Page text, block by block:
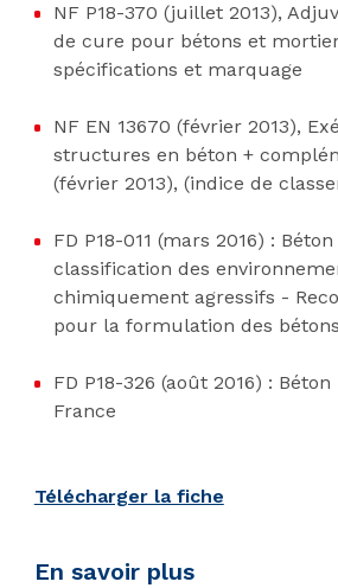
NF P18-370 (juillet 2013),
de cure pour bétons et
spécifications et marquage
NF EN 13670 (février 2013),
structures en béton +
(février 2013), (indice de
FD P18-011 (mars 2016) :
classification des
chimiquement agressifs -
pour la formulation des bétons
FD P18-326 (août 2016) :
France
Télécharger la fiche
En savoir plus